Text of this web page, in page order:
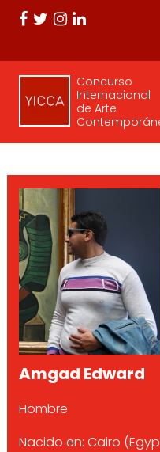
Concurso
Internacional
de Arte
Amgad Edward
Hombre
Nacido en: Cairo